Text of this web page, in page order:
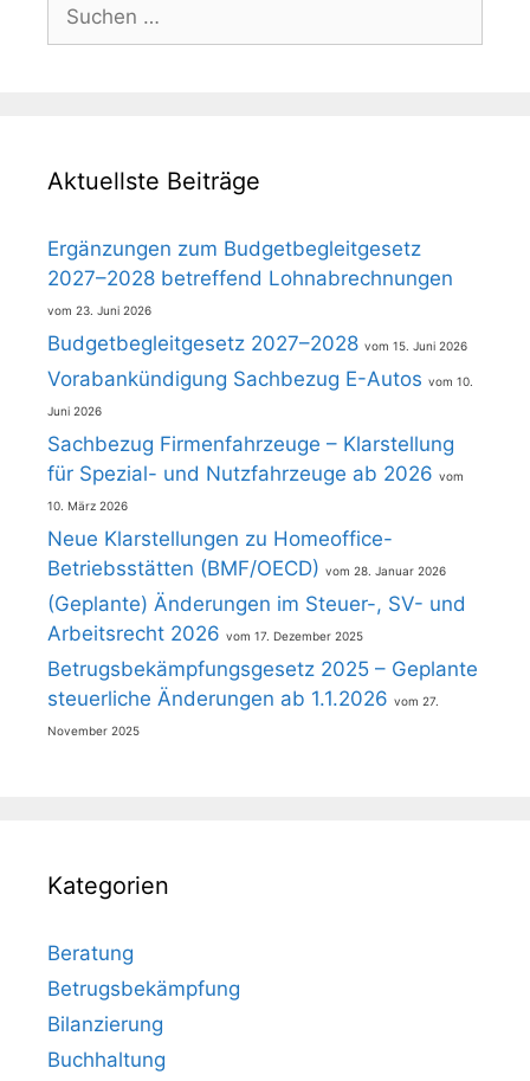
nach:
Aktuellste Beiträge
Ergänzungen zum Budgetbegleitgesetz
2027–2028 betreffend Lohnabrechnungen
23. Juni 2026
Budgetbegleitgesetz 2027–2028 15. Juni 2026
Vorabankündigung Sachbezug E-Autos 10.
Juni 2026
Sachbezug Firmenfahrzeuge – Klarstellung
für Spezial- und Nutzfahrzeuge ab 2026
10. März 2026
Neue Klarstellungen zu Homeoffice-
Betriebsstätten (BMF/OECD)
28. Januar 2026
(Geplante) Änderungen im Steuer-, SV- und
Arbeitsrecht 2026
17. Dezember 2025
Betrugsbekämpfungsgesetz 2025 – Geplante
steuerliche Änderungen ab 1.1.2026
27.
November 2025
Kategorien
Beratung
Betrugsbekämpfung
Bilanzierung
Buchhaltung